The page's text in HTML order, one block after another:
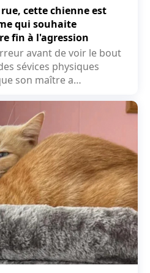
cette chienne est
qui souhaite
fin à l'agression
avant de voir le bout
sévices physiques
son maître a